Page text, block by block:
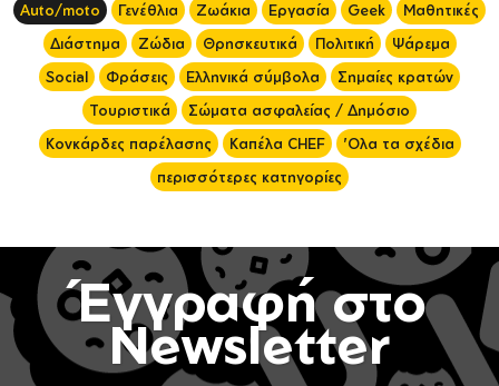
Auto/moto
Γενέθλια Ζωάκια Εργασία Geek
Μαθητικές
Διάστημα
Ζώδια Θρησκευτικά Πολιτική
Ψάρεμα
Social
Φράσεις Ελληνικά σύμβολα
Σημαίες κρατών
Τουριστικά
Σώματα ασφαλείας / Δημόσιο
Κονκάρδες παρέλασης
Καπέλα CHEF
'Ολα τα σχέδια
περισσότερες κατηγορίες
Έγγραφή στο
Newsletter